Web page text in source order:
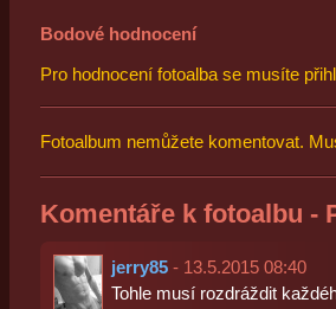
Bodové hodnocení
Pro hodnocení fotoalba se musíte
Fotoalbum nemůžete komentovat.
Komentáře k fotoalbu -
jerry85- 13.5.2015 08:40
Tohle musí rozdráždit